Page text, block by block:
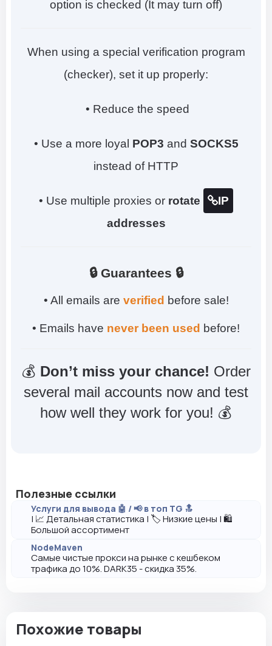
option is checked (It may turn off)
When using a special verification program
(checker), set it up properly:
• Reduce the speed
• Use a more loyal POP3 and SOCKS5
instead of HTTP
• Use multiple proxies or rotate
IP
addresses
🔒 Guarantees 🔒
• All emails are verified before sale!
• Emails have never been used before!
💰 Don’t miss your chance! Order
several mail accounts now and test
how well they work for you! 💰
Полезные ссылки
Услуги для вывода 🤖 / 📢 в топ TG 🔝
| 📈 Детальная статистика | 🏷️ Низкие цены | 🛍️
Большой ассортимент
NodeMaven
Самые чистые прокси на рынке с кешбеком
трафика до 10%. DARK35 - скидка 35%.
Похожие товары